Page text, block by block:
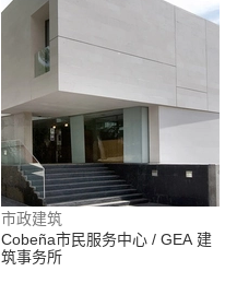
市政建筑
Cobeña市民服务中心 / GEA 建
筑事务所